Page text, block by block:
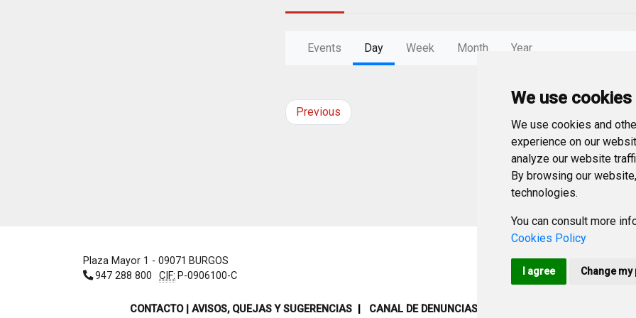
We use cookies
We use cookies and
experience on our
analyze our website
By browsing our
technologies.
You can consult more
Cookies Policy
I agree Change
Events Day Week Month Year
Previous
Plaza Mayor 1 - 09071 BURGOS
947 288 800
CIF: P-0906100-C
CONTACTO | AVISOS, QUEJAS Y SUGERENCIAS CANAL DE DENUNCIAS